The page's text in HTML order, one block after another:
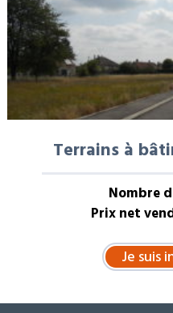
Terrains à
Nombre
Prix net